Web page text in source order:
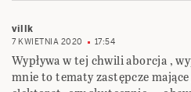
villk
7 KWIETNIA 2020 17:54
Wypływa w tej chwili aborcja ,
mnie to tematy zastępcze